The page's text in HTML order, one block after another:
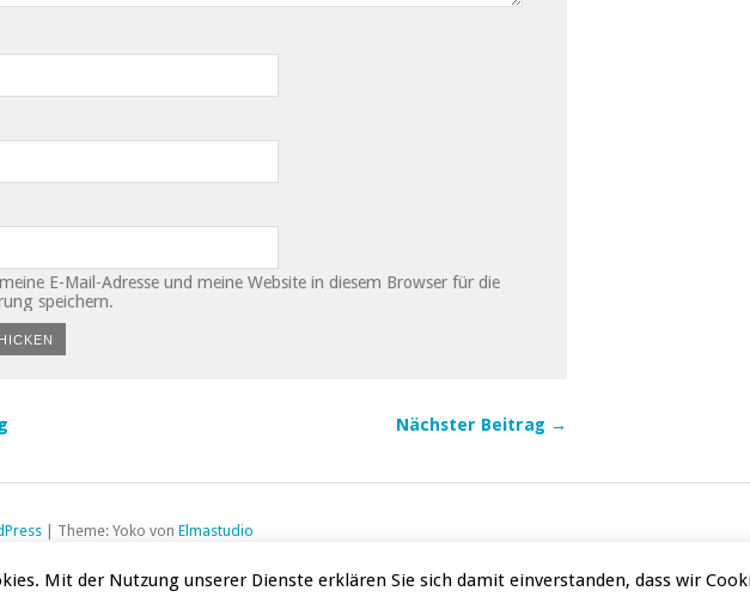
E-Mail-Adresse und meine Website in diesem Browser für die
speichern.
Nächster Beitrag →
Theme: Yoko von Elmastudio
Mit der Nutzung unserer Dienste erklären Sie sich damit einverstanden, dass wir